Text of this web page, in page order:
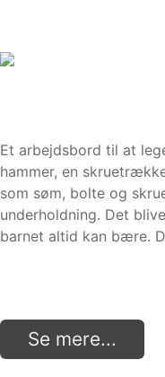
Et arbejdsbord til at
hammer, en
som søm, bolte og
underholdning. Det
barnet altid kan bære.
Se mere...